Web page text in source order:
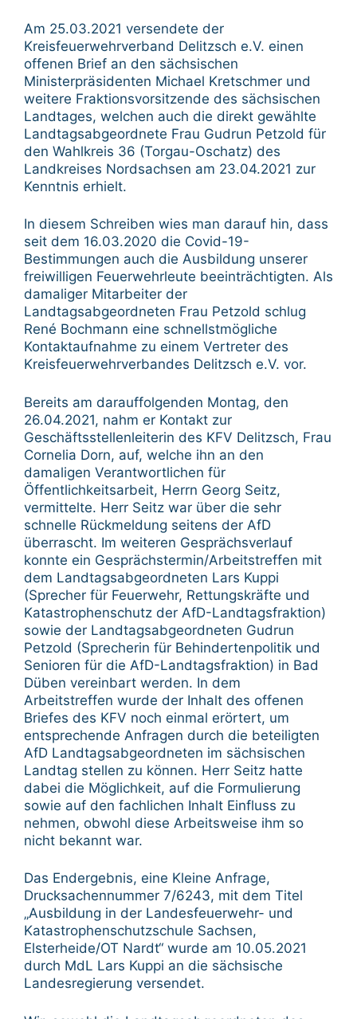
Am 25.03.2021 versendete der
Kreisfeuerwehrverband Delitzsch e.V. einen
offenen Brief an den sächsischen
Ministerpräsidenten Michael Kretschmer und
weitere Fraktionsvorsitzende des sächsischen
Landtages, welchen auch die direkt gewählte
Landtagsabgeordnete Frau Gudrun Petzold für
den Wahlkreis 36 (Torgau-Oschatz) des
Landkreises Nordsachsen am 23.04.2021 zur
Kenntnis erhielt.
In diesem Schreiben wies man darauf hin, dass
seit dem 16.03.2020 die Covid-19-
Bestimmungen auch die Ausbildung unserer
freiwilligen Feuerwehrleute beeinträchtigten. Als
damaliger Mitarbeiter der
Landtagsabgeordneten Frau Petzold schlug
René Bochmann eine schnellstmögliche
Kontaktaufnahme zu einem Vertreter des
Kreisfeuerwehrverbandes Delitzsch e.V. vor.
Bereits am darauffolgenden Montag, den
26.04.2021, nahm er Kontakt zur
Geschäftsstellenleiterin des KFV Delitzsch, Frau
Cornelia Dorn, auf, welche ihn an den
damaligen Verantwortlichen für
Öffentlichkeitsarbeit, Herrn Georg Seitz,
vermittelte. Herr Seitz war über die sehr
schnelle Rückmeldung seitens der AfD
überrascht. Im weiteren Gesprächsverlauf
konnte ein Gesprächstermin/Arbeitstreffen mit
dem Landtagsabgeordneten Lars Kuppi
(Sprecher für Feuerwehr, Rettungskräfte und
Katastrophenschutz der AfD-Landtagsfraktion)
sowie der Landtagsabgeordneten Gudrun
Petzold (Sprecherin für Behindertenpolitik und
Senioren für die AfD-Landtagsfraktion) in Bad
Düben vereinbart werden. In dem
Arbeitstreffen wurde der Inhalt des offenen
Briefes des KFV noch einmal erörtert, um
entsprechende Anfragen durch die beteiligten
AfD Landtagsabgeordneten im sächsischen
Landtag stellen zu können. Herr Seitz hatte
dabei die Möglichkeit, auf die Formulierung
sowie auf den fachlichen Inhalt Einfluss zu
nehmen, obwohl diese Arbeitsweise ihm so
nicht bekannt war.
Das Endergebnis, eine Kleine Anfrage,
Drucksachennummer 7/6243, mit dem Titel
„Ausbildung in der Landesfeuerwehr- und
Katastrophenschutzschule Sachsen,
Elsterheide/OT Nardt“ wurde am 10.05.2021
durch MdL Lars Kuppi an die sächsische
Landesregierung versendet.